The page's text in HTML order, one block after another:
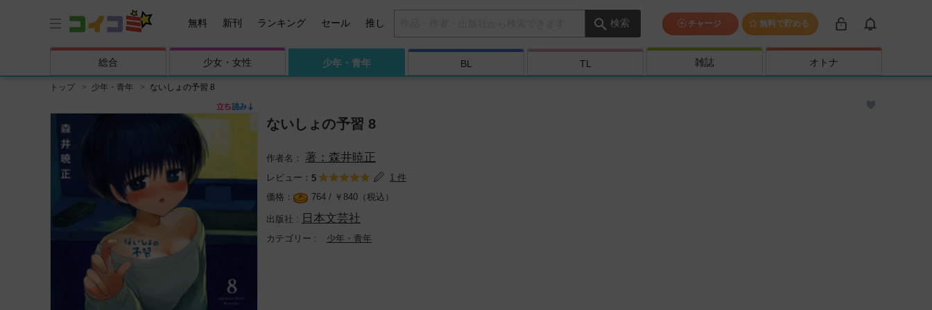
無料 新刊 ランキング セール 推し 検索 チャージ 無料で貯める
総合 少女・ 女性 少年・ 青年 BL TL 雑誌 オトナ
トップ 少年・青年 ないしょの予習 8
ないしょの予習 8
著：森井暁正
レビュー： 5
1 件
764 / ￥ 840（税込）
日本文芸社
少年・青年